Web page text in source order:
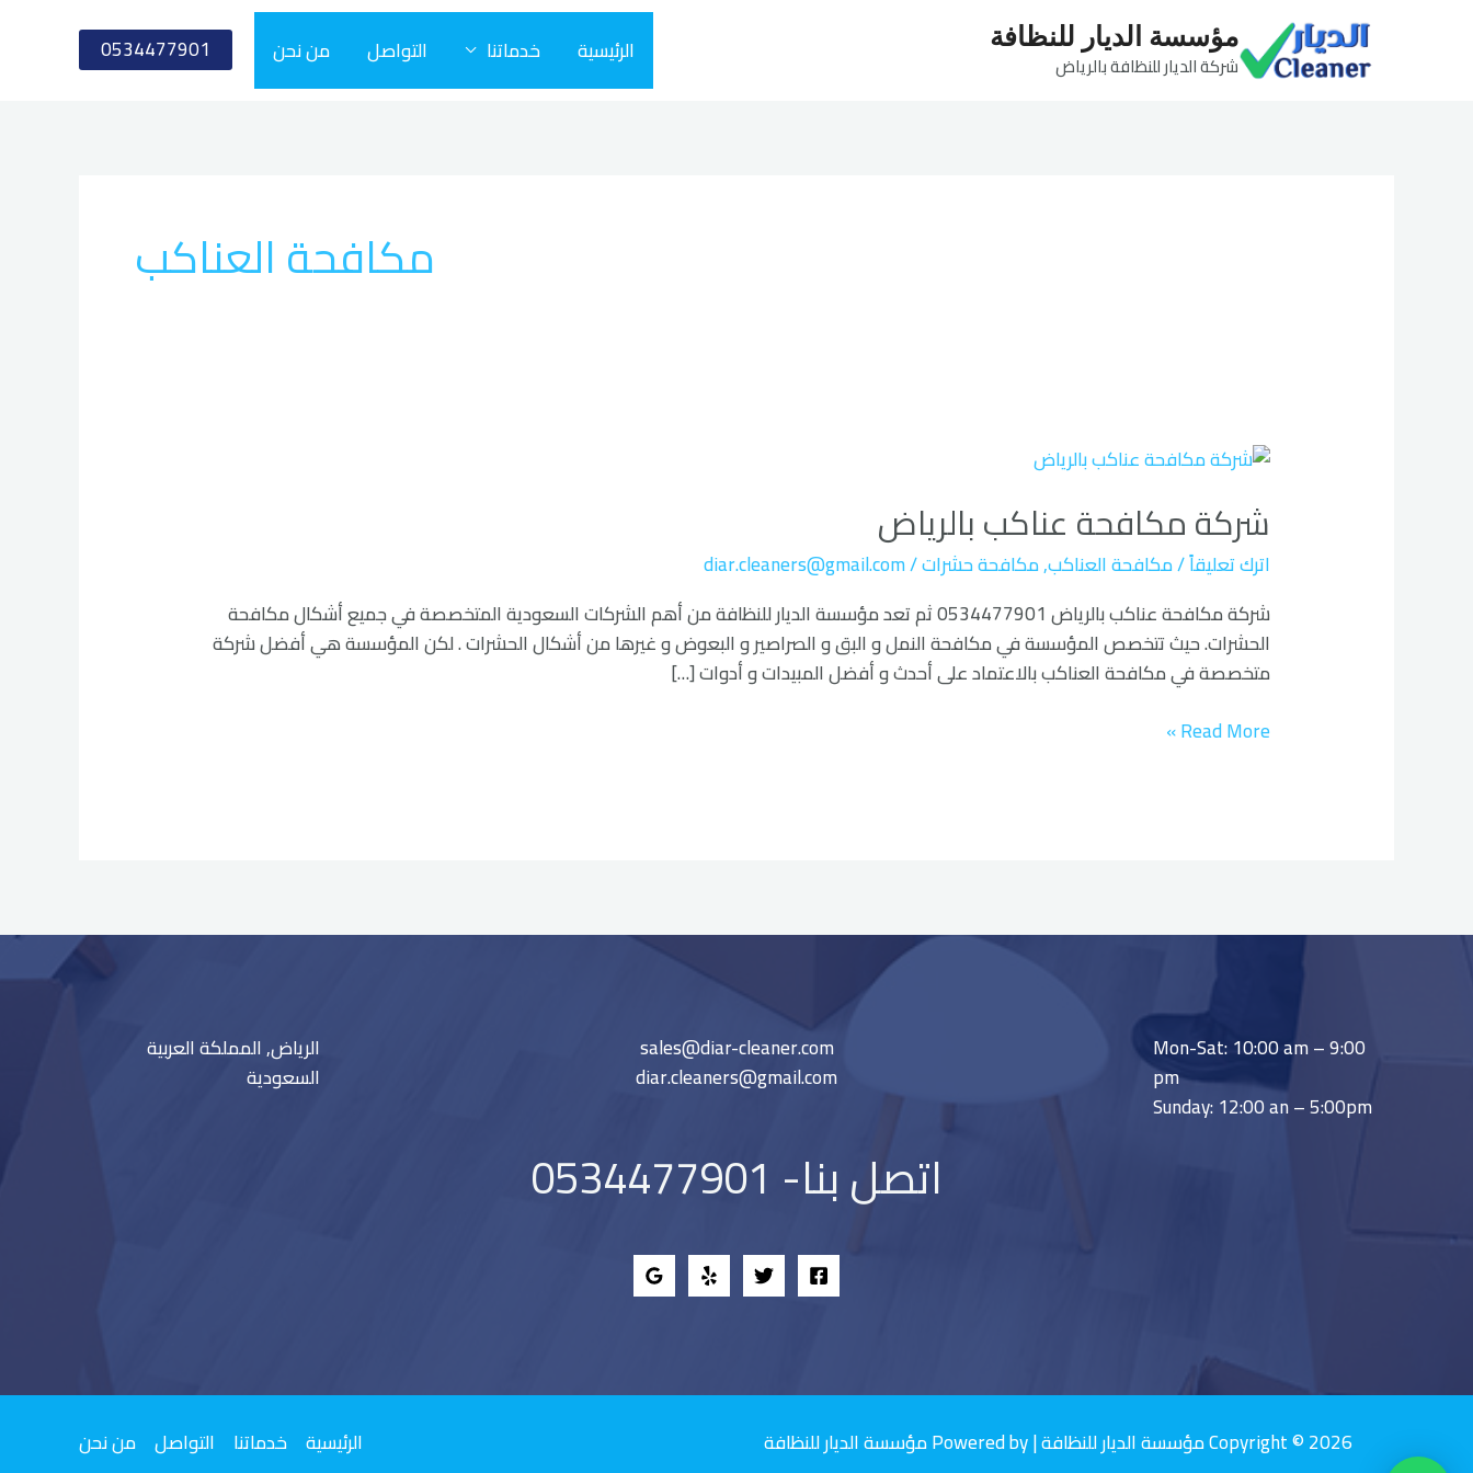
مؤسسة الديار للنظافة
شركة الديار للنظافة بالرياض الرئيسية خدماتنا التواصل من نحن 0534477901
مكافحة العناكب
شركة مكافحة عناكب بالرياض
اترك تعليقاً/مكافحة العناكب,مكافحة حشرات/
diar.cleaners@gmail.com
شركة مكافحة عناكب بالرياض 0534477901 ثم تعد مؤسسة الديار للنظافة من أهم الشركات السعودية المتخصصة في جميع أشكال مكافحة
الحشرات. حيث تتخصص المؤسسة في مكافحة النمل و البق و الصراصير و البعوض و غيرها من أشكال الحشرات . لكن المؤسسة هي أفضل شركة
متخصصة في مكافحة العناكب بالاعتماد على أحدث و أفضل المبيدات و أدوات […]
شركة
عناكب
بالرياض
Read More »
Mon-Sat: 10:00 am – 9:00
pm
Sunday: 12:00 an – 5:00pm
sales@diar-cleaner.com
diar.cleaners@gmail.com
اتصل بنا- 0534477901
الرياض, المملكة العربية
السعودية
Copyright © 2026 مؤسسة الديار للنظافة | Powered by مؤسسة الديار للنظافة الرئيسية خدماتنا التواصل من نحن